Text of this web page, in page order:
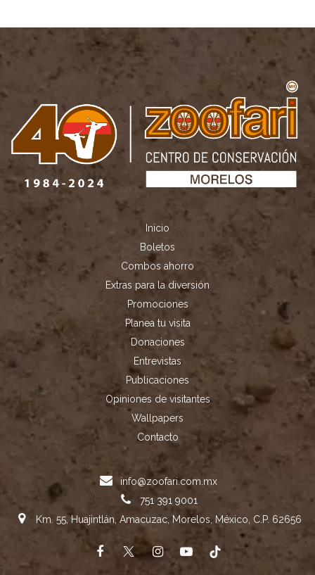
info@zoofari.com.mx
751 391 9001
Km. 55, Huajintlán, Amacuzac, Morelos, México, C.P. 62656
Inicio
Boletos
Combos ahorro
Extras para la diversión
Promociones
Planea tu visita
Donaciones
Entrevistas
Publicaciones
Opiniones de visitantes
Wallpapers
Contacto